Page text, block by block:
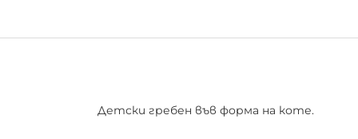
Детски гребен във форма на коте.